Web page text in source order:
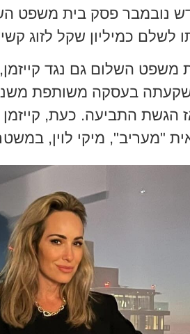
נובמבר פסק בית משפט
לשלם כמיליון שקל לזוג
השלום גם נגד קייזמן,
הגשת התביעה. כעת,
"מעריב", מיקי לוין,